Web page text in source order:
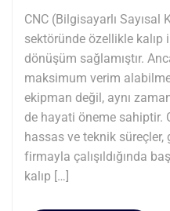
CNC (Bilgisayarlı
sektöründe özellikle kalıp
dönüşüm sağlamıştır.
maksimum verim
ekipman değil, aynı
de hayati öneme sahiptir.
hassas ve teknik
firmayla çalışıldığında
kalıp […]